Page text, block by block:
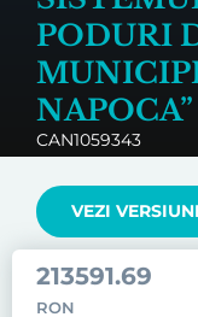
PODURI
NAPOCA”
CAN1059343
VEZI
213591.69
RON